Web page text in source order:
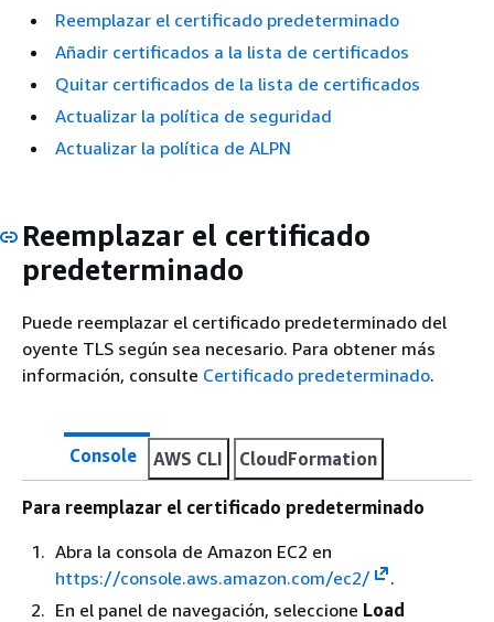
Reemplazar el certificado predeterminado
Añadir certificados a la lista de certificados
Quitar certificados de la lista de certificados
Actualizar la política de seguridad
Actualizar la política de ALPN
Reemplazar el certificado
predeterminado
Puede reemplazar el certificado predeterminado del
oyente TLS según sea necesario. Para obtener más
información, consulte Certificado predeterminado.
Console AWS CLI CloudFormation
Para reemplazar el certificado predeterminado
Abra la consola de Amazon EC2 en
https://console.aws.amazon.com/ec2/
.
En el panel de navegación, seleccione Load